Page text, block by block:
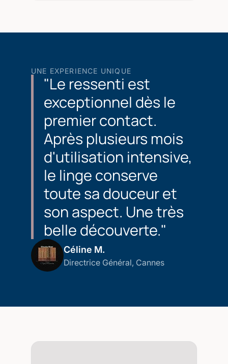
UNE EXPERIENCE UNIQUE
"Le ressenti est
exceptionnel dès le
premier contact.
Après plusieurs mois
d'utilisation intensive,
le linge conserve
toute sa douceur et
son aspect. Une très
belle découverte."
Céline M.
Directrice Général, Cannes